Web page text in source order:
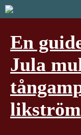
En
Jula
likström